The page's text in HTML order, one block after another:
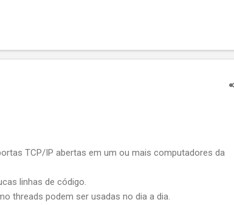
um erro qualquer, tipo BadRequest, e retornar uma
ruim. Eu vejo 6 maneiras de fazer isso, gostaria de saber
TCP/IP abertas em um ou mais computadores da
linhas de código.
threads podem ser usadas no dia a dia.